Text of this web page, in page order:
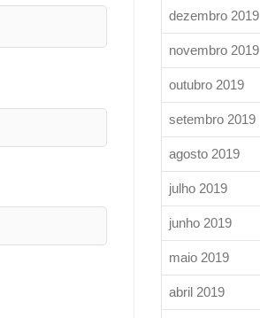
dezembro 2019
novembro 2019
outubro 2019
setembro 2019
agosto 2019
julho 2019
junho 2019
maio 2019
abril 2019